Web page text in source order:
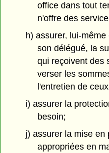
office dans tout
n'offre des
h) assurer, lui-
son délégué, la
qui reçoivent des
verser les
l'entretien de
i) assurer la
besoin;
j) assurer la mise en
appropriées en